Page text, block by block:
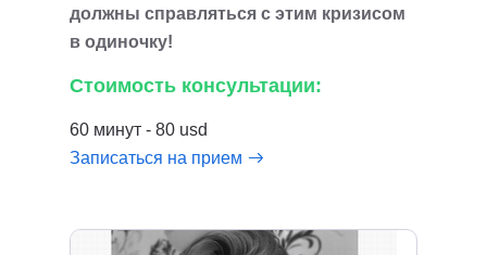
должны справляться с этим кризисом
в одиночку!
Стоимость консультации:
60 минут - 80 usd
Записаться на прием